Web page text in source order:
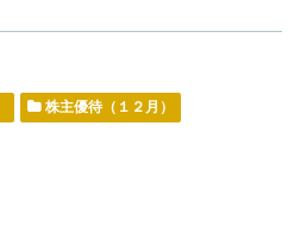
株主優待（１２月）